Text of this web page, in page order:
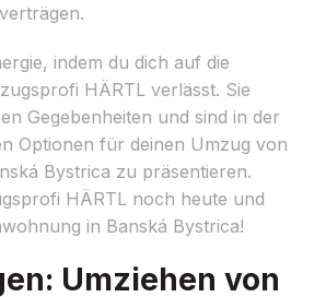
indem du dich auf die
HÄRTL verlässt. Sie
Gegebenheiten und sind in der
Optionen für deinen Umzug von
Bystrica zu präsentieren.
HÄRTL noch heute und
in Banská Bystrica!
Umziehen von